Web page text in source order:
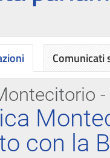
con la
Comunicati